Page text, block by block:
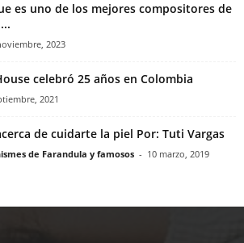
es uno de los mejores compositores de
2023
celebró 25 años en Colombia
2021
de cuidarte la piel Por: Tuti Vargas
de Farandula y famosos - 10 marzo, 2019